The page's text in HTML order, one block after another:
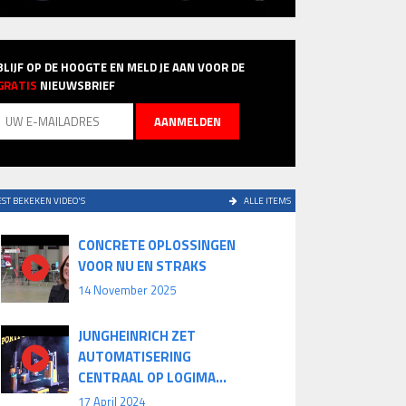
OP DE HOOGTE EN MELD JE AAN VOOR DE
NIEUWSBRIEF
BEKEKEN VIDEO'S ALLE ITEMS
CONCRETE OPLOSSINGEN
VOOR NU EN STRAKS
14 November 2025
JUNGHEINRICH ZET
AUTOMATISERING
CENTRAAL OP LOGIMA...
17 April 2024